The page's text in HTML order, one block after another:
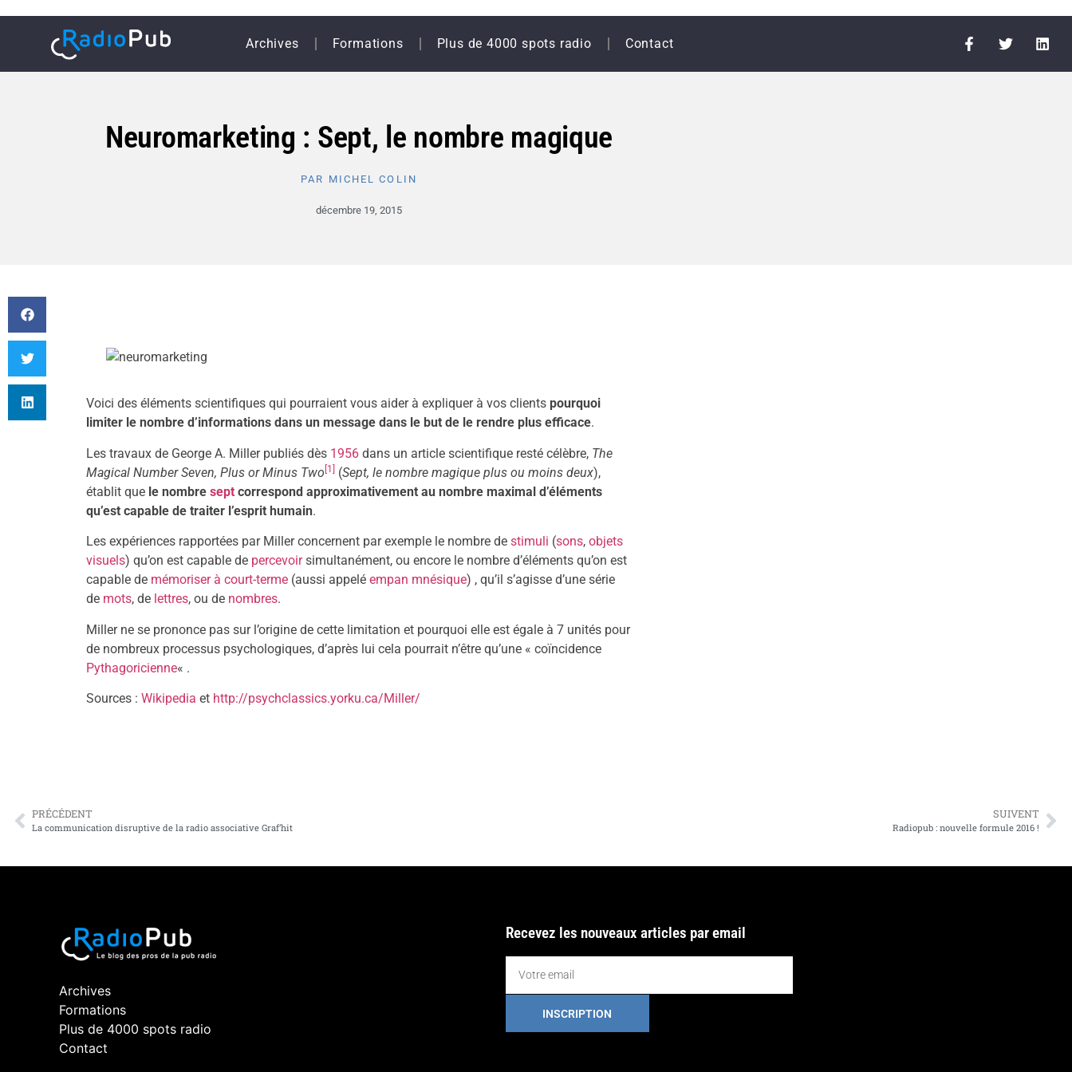
Archives Formations Plus de 4000 spots radio Contact
Neuromarketing : Sept, le nombre magique
PAR MICHEL COLIN
décembre 19, 2015
Voici des éléments scientifiques qui pourraient vous aider à expliquer à vos clients pourquoi
limiter le nombre d’informations dans un message dans le but de le rendre plus efficace.
Les travaux de George A. Miller publiés dès 1956 dans un article scientifique resté célèbre, The
Magical Number Seven, Plus or Minus Two [1] (Sept, le nombre magique plus ou moins deux),
établit que le nombre sept correspond approximativement au nombre maximal d’éléments
qu’est capable de traiter l’esprit humain.
Les expériences rapportées par Miller concernent par exemple le nombre de stimuli (sons, objets
visuels) qu’on est capable de percevoirsimultanément, ou encore le nombre d’éléments qu’on est
capable de mémoriser à court-terme (aussi appelé empan mnésique) , qu’il s’agisse d’une série
de mots, de lettres, ou de nombres.
Miller ne se prononce pas sur l’origine de cette limitation et pourquoi elle est égale à 7 unités pour
de nombreux processus psychologiques, d’après lui cela pourrait n’être qu’une « coïncidence
Pythagoricienne« .
Sources : Wikipedia et http://psychclassics.yorku.ca/Miller/
PRÉCÉDENT
La communication disruptive de la radio associative Graf’hit
SUIVENT
Radiopub : nouvelle formule 2016 !
Archives
Formations
Plus de 4000 spots radio
Contact
Recevez les nouveaux articles par email
INSCRIPTION